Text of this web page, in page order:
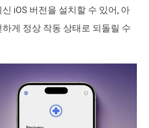
iOS 버전을 설치할 수 있어, 아
게 정상 작동 상태로 되돌릴 수